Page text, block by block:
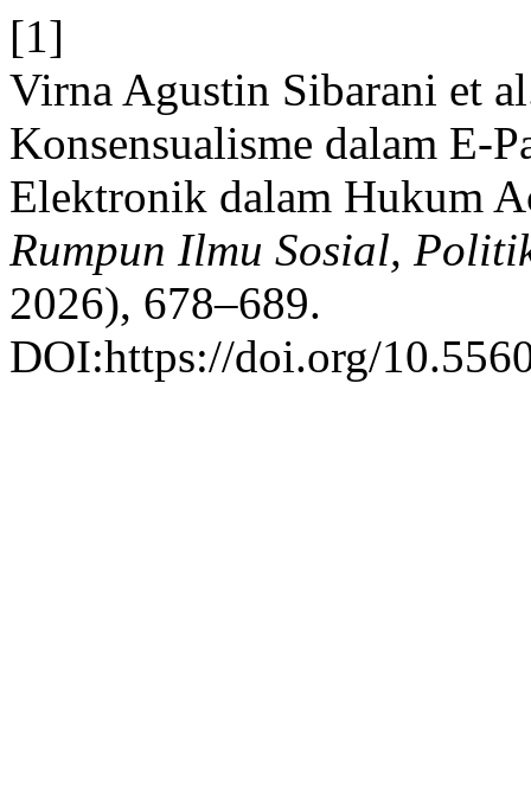
[1]
Virna Agustin Sibarani et
Konsensualisme dalam E-
Elektronik dalam Hukum
Rumpun Ilmu Sosial,
2026), 678–689.
DOI:https://doi.org/